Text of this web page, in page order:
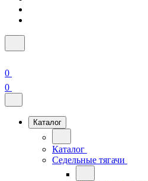
0
0
Каталог
Каталог
Седельные тягачи